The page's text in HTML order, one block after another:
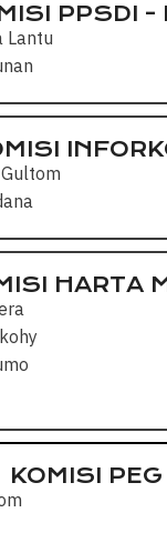
PPSDI -
Lantu
HARTA
KOMISI PEG